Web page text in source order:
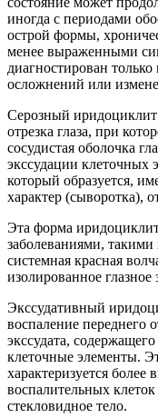
иногда с периодами
острой формы,
менее выраженными
диагностирован
осложнений или
Серозный
отрезка глаза, при
сосудистая оболочка
экссудации клеточных
который образуется,
характер (сыворотка),
Эта форма
заболеваниями, такими
системная красная
изолированное глазное
Экссудативный
воспаление переднего
экссудата,
клеточные элементы.
характеризуется
воспалительных
стекловидное тело.